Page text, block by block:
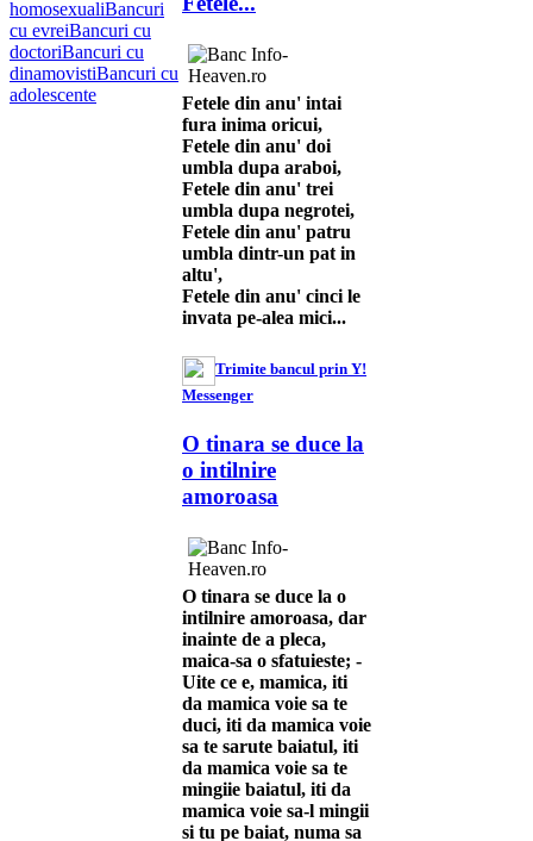
homosexualiBancuri
cu evreiBancuri cu
doctoriBancuri cu
dinamovistiBancuri cu
adolescente
Fetele din anu' intai
fura inima oricui,
Fetele din anu' doi
umbla dupa araboi,
Fetele din anu' trei
umbla dupa negrotei,
Fetele din anu' patru
umbla dintr-un pat in
altu',
Fetele din anu' cinci le
invata pe-alea mici...
Trimite bancul prin Y!
Messenger
O tinara se duce la
o intilnire
amoroasa
O tinara se duce la o
intilnire amoroasa, dar
inainte de a pleca,
maica-sa o sfatuieste; -
Uite ce e, mamica, iti
da mamica voie sa te
duci, iti da mamica voie
sa te sarute baiatul, iti
da mamica voie sa te
mingiie baiatul, iti da
mamica voie sa-l mingii
si tu pe baiat, numa sa